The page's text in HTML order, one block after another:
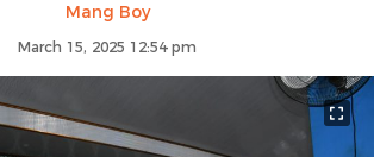
Mang Boy
March 15, 2025 12:54 pm